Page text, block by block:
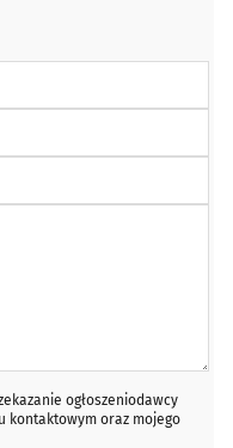
ogłoszeniodawcy
kontaktowym oraz mojego